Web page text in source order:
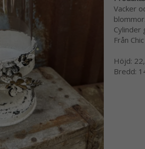
Vacker
Cylinder
Från
Höjd:
Bredd: